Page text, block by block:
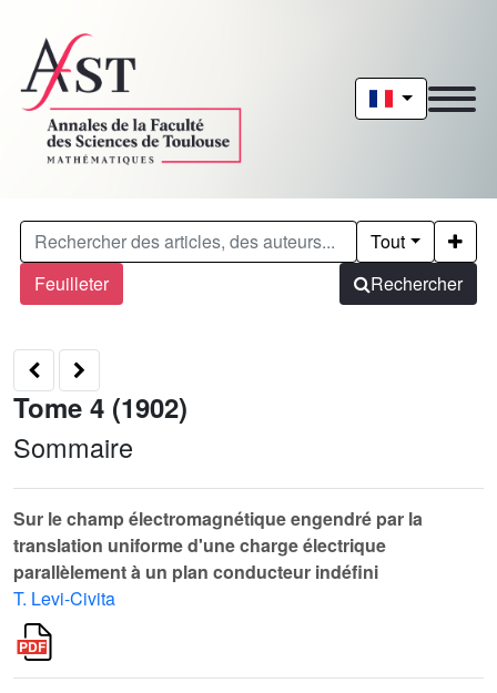
Feuilleter
Tout
Rechercher
Tome 4 (1902)
Sommaire
Sur le champ électromagnétique engendré par la
translation uniforme d'une charge électrique
parallèlement à un plan conducteur indéfini
T. Levi-Civita